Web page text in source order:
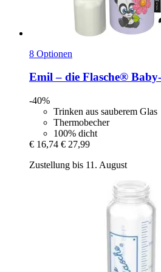
8 Optionen
Emil – die Flasche®
-40%
Trinken aus sauberem Glas
Thermobecher
100% dicht
€ 16,74 € 27,99
Zustellung bis 11. August